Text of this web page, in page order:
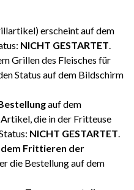
erscheint auf dem
NICHT GESTARTET
Grillen des Fleisches für
Status auf dem Bildschirm
auf dem
die in der Fritteuse
NICHT GESTARTET
Frittieren der
die Bestellung auf dem